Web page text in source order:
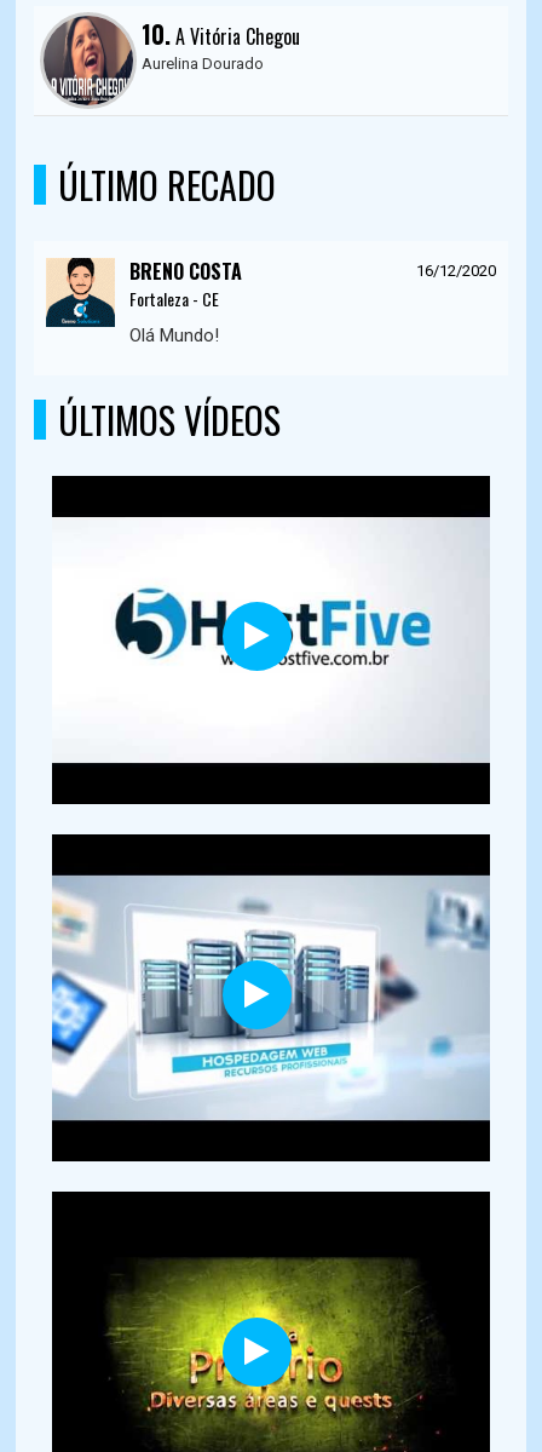
10.A Vitória Chegou
Aurelina Dourado
ÚLTIMO RECADO
BRENO COSTA 16/12/2020
Fortaleza - CE
Olá Mundo!
ÚLTIMOS VÍDEOS